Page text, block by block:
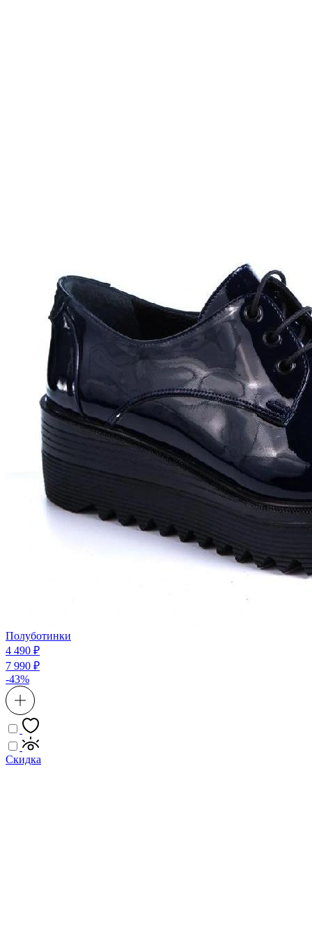
Полуботинки
4 490 ₽
7 990 ₽
-43%
Скидка